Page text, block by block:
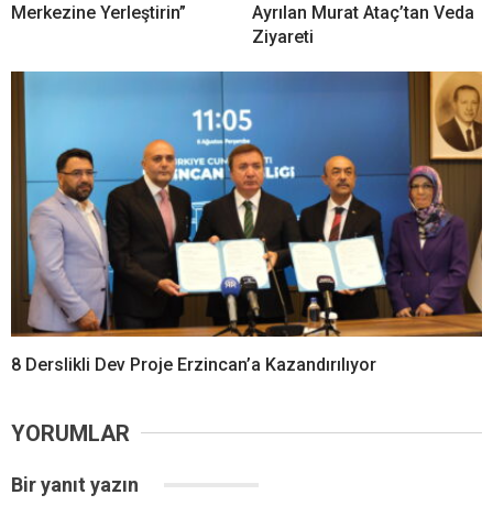
Merkezine Yerleştirin”
Ayrılan Murat Ataç’tan Veda
Ziyareti
8 Derslikli Dev Proje Erzincan’a Kazandırılıyor
YORUMLAR
Bir yanıt yazın